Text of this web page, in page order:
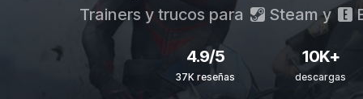
Trainers y trucos para Steam y
4.9/5
37K reseñas
10K+
descargas